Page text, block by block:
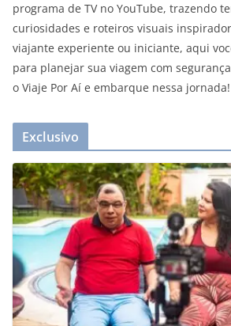
programa de TV no YouTube, trazendo
curiosidades e roteiros visuais
viajante experiente ou iniciante, aqui
para planejar sua viagem com
o Viaje Por Aí e embarque nessa jornada!
Exclusivo